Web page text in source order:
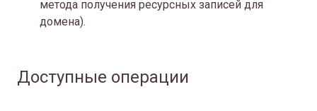
метода получения ресурсных записей для
домена).
Доступные операции